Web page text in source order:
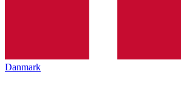
Danmark